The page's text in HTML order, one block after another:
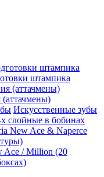
штампика
(аттачмены)
Искусственные зубы
слойные в бобинах
New Ace & Naperce
Ace / Million (20